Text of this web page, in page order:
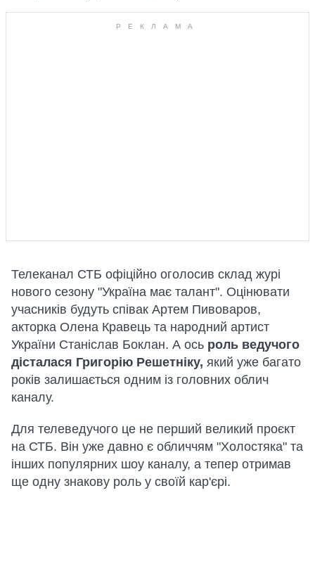
Телеканал СТБ офіційно оголосив склад журі
нового сезону "Україна має талант". Оцінювати
учасників будуть співак Артем Пивоваров,
акторка Олена Кравець та народний артист
України Станіслав Боклан. А ось роль ведучого
дісталася Григорію Решетніку, який уже багато
років залишається одним із головних облич
каналу.
Для телеведучого це не перший великий проєкт
на СТБ. Він уже давно є обличчям "Холостяка" та
інших популярних шоу каналу, а тепер отримав
ще одну знакову роль у своїй кар'єрі.